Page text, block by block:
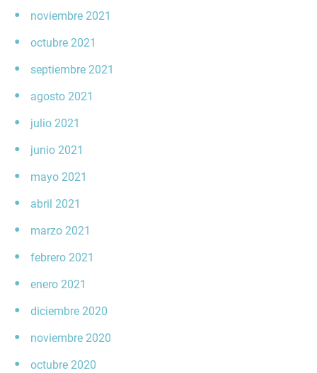
noviembre 2021
octubre 2021
septiembre 2021
agosto 2021
julio 2021
junio 2021
mayo 2021
abril 2021
marzo 2021
febrero 2021
enero 2021
diciembre 2020
noviembre 2020
octubre 2020